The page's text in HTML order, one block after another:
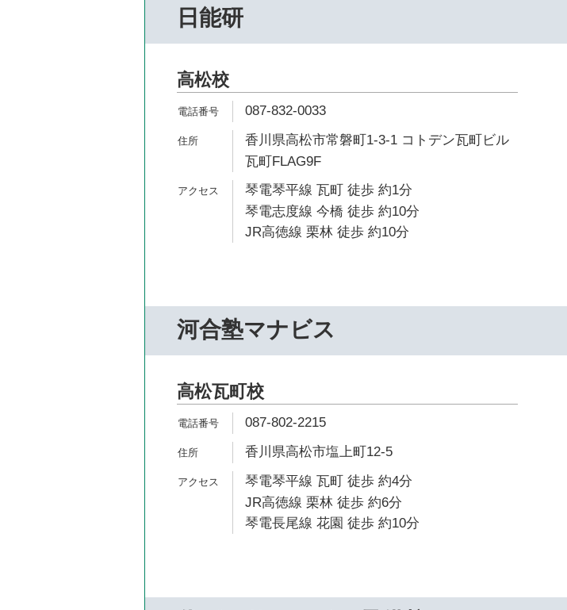
日能研
高松校
087-832-0033
香川県高松市常磐町1-3-1 コトデン瓦町ビル
瓦町FLAG9F
琴電琴平線 瓦町 徒歩 約1分
琴電志度線 今橋 徒歩 約10分
JR高徳線 栗林 徒歩 約10分
河合塾マナビス
高松瓦町校
087-802-2215
香川県高松市塩上町12-5
琴電琴平線 瓦町 徒歩 約4分
JR高徳線 栗林 徒歩 約6分
琴電長尾線 花園 徒歩 約10分